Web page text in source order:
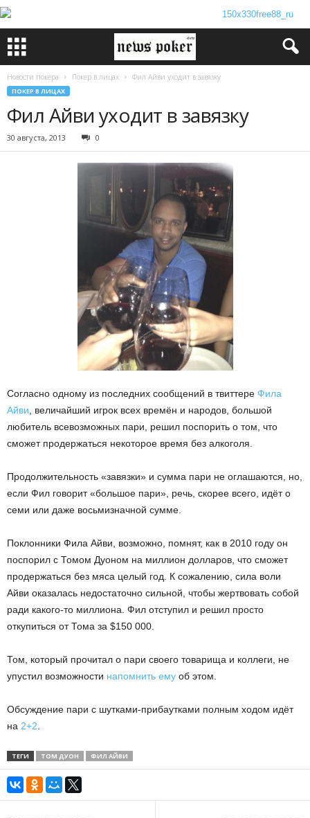
Новости покера Покер в лицах Фил Айви уходит в завязку
ПОКЕР В ЛИЦАХ
Фил Айви уходит в завязку
30 августа, 2013 0
Согласно одному из последних сообщений в твиттере Фила
Айви , величайший игрок всех времён и народов, большой
любитель всевозможных пари, решил поспорить о том, что
сможет продержаться некоторое время без алкоголя.
Продолжительность «завязки» и сумма пари не оглашаются, но,
если Фил говорит «большое пари», речь, скорее всего, идёт о
семи или даже восьмизначной сумме.
Поклонники Фила Айви, возможно, помнят, как в 2010 году он
поспорил с Томом Дуоном на миллион долларов, что сможет
продержаться без мяса целый год. К сожалению, сила воли
Айви оказалась недостаточно сильной, чтобы жертвовать собой
ради какого-то миллиона. Фил отступил и решил просто
откупиться от Тома за $150 000.
Том, который прочитал о пари своего товарища и коллеги, не
упустил возможности напомнить ему об этом.
Обсуждение пари с шутками-прибаутками полным ходом идёт
на 2+2
ТЕГИ ТОМ ДУОН ФИЛ АЙВИ